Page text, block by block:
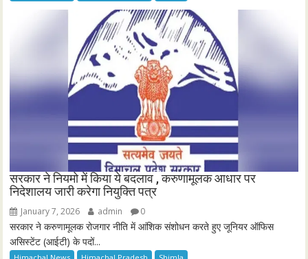
सरकार ने नियमो में किया ये बदलाव , करुणामूलक आधार पर
निदेशालय जारी करेगा नियुक्ति पत्र
January 7, 2026 admin 0
सरकार ने करुणामूलक रोजगार नीति में आंशिक संशोधन करते हुए जूनियर ऑफिस
असिस्टेंट (आईटी) के पदों...